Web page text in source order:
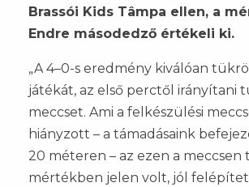
Brassói Kids Tâmpa ellen, a
Endre másodedző értékeli ki.
„A 4–0-s eredmény kiválóan
játékát, az első perctől irányítani
meccset. Ami a felkészülési
hiányzott – a támadásaink
20 méteren – az ezen a meccsen
mértékben jelen volt, jól